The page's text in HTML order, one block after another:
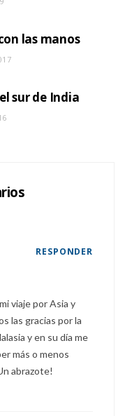
las manos
sur de India
RESPONDER
viaje por Asia y
las gracias por la
y en su día me
más o menos
abrazote!